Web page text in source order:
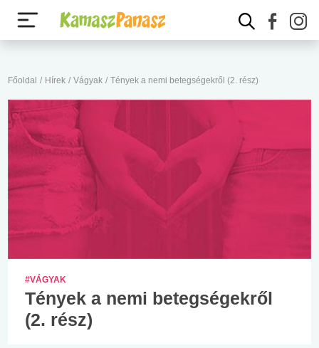
Főoldal / Hírek / Vágyak / Tények a nemi betegségekről (2. rész)
#VÁGYAK
Tények a nemi betegségekről
(2. rész)